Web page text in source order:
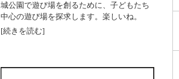
城公園で遊び場を創るために、子どもたち
中心の遊び場を探求します。楽しいね。
[続きを読む]